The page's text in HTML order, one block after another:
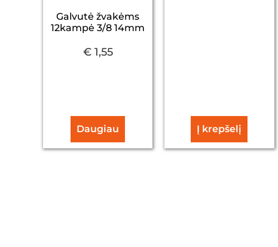
Galvutė žvakėms
12kampė 3/8 14mm
€1,55
Daugiau Į krepšelį